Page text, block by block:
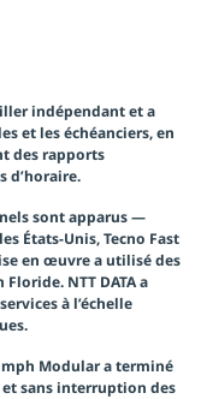
indépendant et a
et les échéanciers, en
des rapports
d’horaire.
sont apparus —
États-Unis, Tecno Fast
en œuvre a utilisé des
NTT DATA a
à l’échelle
Modular a terminé
et sans interruption des